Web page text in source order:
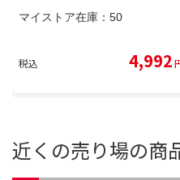
マイストア在庫： 50
税込 4,992
近くの売り場の商